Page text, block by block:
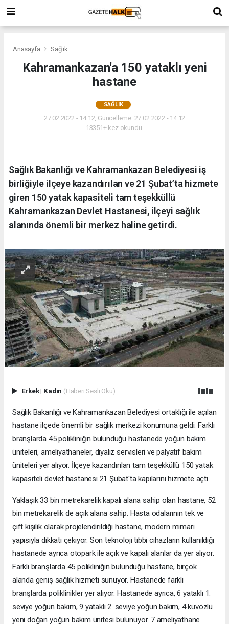
Anasayfa Sağlık
Kahramankazan'a 150 yataklı yeni
hastane
SAĞLIK
27.02.2022 - 14:12, Güncelleme: 27.02.2022 - 14:12
13351+ kez okundu.
Sağlık Bakanlığı ve Kahramankazan Belediyesi iş
birliğiyle ilçeye kazandırılan ve 21 Şubat’ta hizmete
giren 150 yatak kapasiteli tam teşekküllü
Kahramankazan Devlet Hastanesi, ilçeyi sağlık
alanında önemli bir merkez haline getirdi.
Erkek| Kadın (Haberi Sesli Oku)
Sağlık Bakanlığı ve Kahramankazan Belediyesi ortaklığı ile açılan
hastane ilçede önemli bir sağlık merkezi konumuna geldi. Farklı
branşlarda 45 polikliniğin bulunduğu hastanede yoğun bakım
üniteleri, ameliyathaneler, diyaliz servisleri ve palyatif bakım
üniteleri yer alıyor. İlçeye kazandırılan tam teşekküllü 150 yatak
kapasiteli devlet hastanesi 21 Şubat'ta kapılarını hizmete açtı.
Yaklaşık 33 bin metrekarelik kapalı alana sahip olan hastane, 52
bin metrekarelik de açık alana sahip. Hasta odalarının tek ve
çift kişilik olarak projelendirildiği hastane, modern mimari
yapısıyla dikkati çekiyor. Son teknoloji tıbbi cihazların kullanıldığı
hastanede ayrıca otopark ile açık ve kapalı alanlar da yer alıyor.
Farklı branşlarda 45 polikliniğin bulunduğu hastane, birçok
alanda geniş sağlık hizmeti sunuyor. Hastanede farklı
branşlarda poliklinikler yer alıyor. Hastanede ayrıca, 6 yataklı 1.
seviye yoğun bakım, 9 yataklı 2. seviye yoğun bakım, 4 kuvözlü
yeni doğan yoğun bakım ünitesi bulunuyor. 7 ameliyathane